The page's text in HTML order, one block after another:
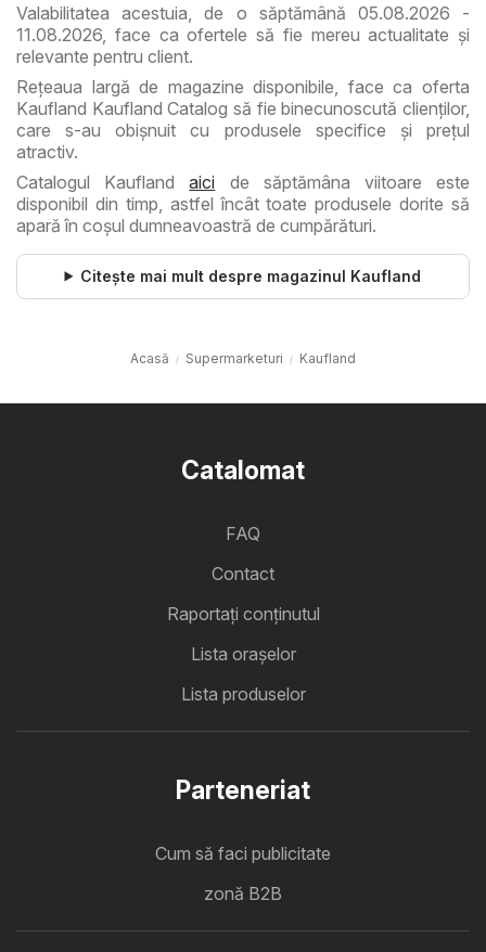
Valabilitatea acestuia, de o săptămână 05.08.2026 -
11.08.2026, face ca ofertele să fie mereu actualitate şi
relevante pentru client.
Reţeaua largă de magazine disponibile, face ca oferta
Kaufland Kaufland Catalog să fie binecunoscută clienţilor,
care s-au obişnuit cu produsele specifice şi preţul
atractiv.
Catalogul Kauflandaici de săptămâna viitoare este
disponibil din timp, astfel încât toate produsele dorite să
apară în coşul dumneavoastră de cumpărături.
Citește mai mult despre magazinul Kaufland
Acasă Supermarketuri Kaufland
Catalomat
FAQ
Contact
Raportați conținutul
Lista oraşelor
Lista produselor
Parteneriat
Cum să faci publicitate
zonă B2B